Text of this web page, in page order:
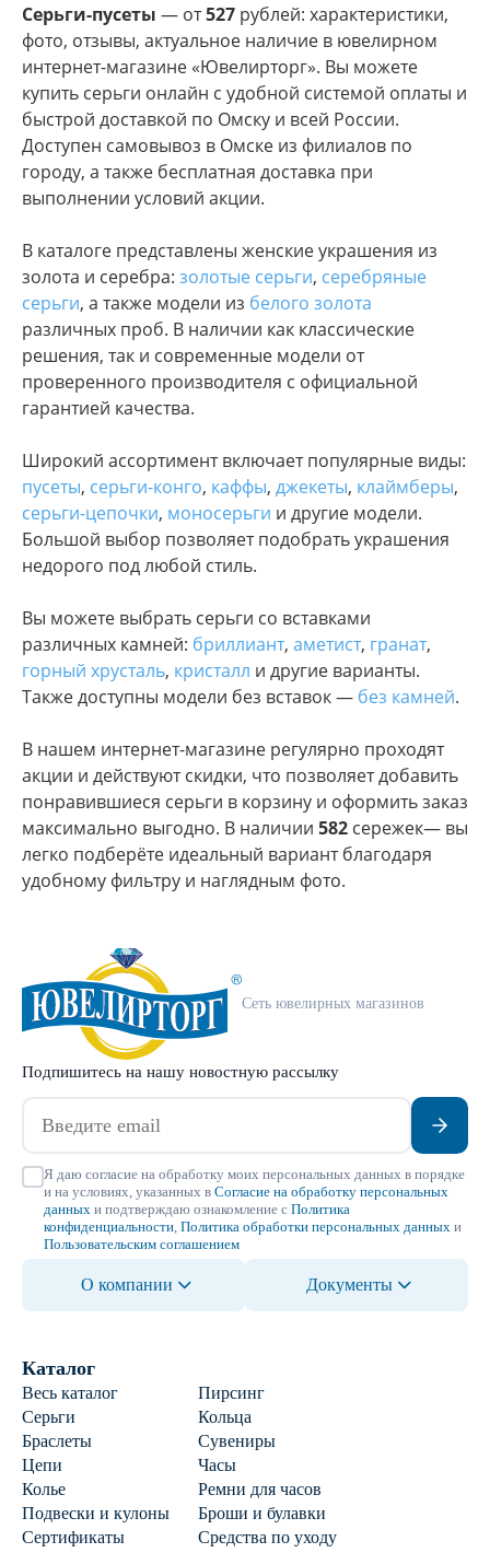
Серьги-пусеты — от527 рублей: характеристики,
фото, отзывы, актуальное наличие в ювелирном
интернет-магазине «Ювелирторг». Вы можете
купить серьги онлайн с удобной системой оплаты и
быстрой доставкой по Омску и всей России.
Доступен самовывоз в Омске из филиалов по
городу, а также бесплатная доставка при
выполнении условий акции.
В каталоге представлены женские украшения из
золота и серебра: золотые серьги, серебряные
серьги, а также модели из белого золота
различных проб. В наличии как классические
решения, так и современные модели от
проверенного производителя с официальной
гарантией качества.
Широкий ассортимент включает популярные виды:
пусеты, серьги-конго, каффы, джекеты, клаймберы,
серьги-цепочки, моносерьги и другие модели.
Большой выбор позволяет подобрать украшения
недорого под любой стиль.
Вы можете выбрать серьги со вставками
различных камней: бриллиант, аметист, гранат,
горный хрусталь, кристалл и другие варианты.
Также доступны модели без вставок — без камней.
В нашем интернет-магазине регулярно проходят
акции и действуют скидки, что позволяет добавить
понравившиеся серьги в корзину и оформить заказ
максимально выгодно. В наличии 582 сережек— вы
легко подберёте идеальный вариант благодаря
удобному фильтру и наглядным фото.
Сеть ювелирных магазинов
Подпишитесь на нашу новостную рассылку
Я даю согласие на обработку моих персональных данных в порядке
и на условиях, указанных в Согласие на обработку персональных
данных и подтверждаю ознакомление с Политика
конфиденциальности Политика обработки персональных данных и
Пользовательским соглашением
О компании Документы
Каталог
Весь каталог
Пирсинг
Серьги
Кольца
Браслеты
Сувениры
Цепи
Часы
Колье
Ремни для часов
Подвески и кулоны
Броши и булавки
Сертификаты
Средства по уходу